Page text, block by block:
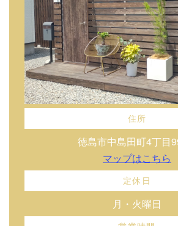
住所
徳島市中島田町4丁目
マップはこちら
定休日
月・火曜日